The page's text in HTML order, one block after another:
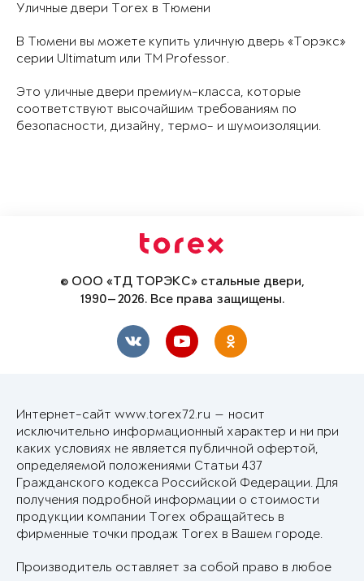
Уличные двери Torex в Тюмени
В Тюмени вы можете купить уличную дверь «Торэкс»
серии Ultimatum или TM Professor.
Это уличные двери премиум-класса, которые
соответствуют высочайшим требованиям по
безопасности, дизайну, термо- и шумоизоляции.
© ООО «ТД ТОРЭКС» стальные двери,
1990—2026. Все права защищены.
Интернет-сайт www.torex72.ru — носит
исключительно информационный характер и ни при
каких условиях не является публичной офертой,
определяемой положениями Статьи 437
Гражданского кодекса Российской Федерации. Для
получения подробной информации о стоимости
продукции компании Torex обращайтесь в
фирменные точки продаж Torex в Вашем городе.
Производитель оставляет за собой право в любое